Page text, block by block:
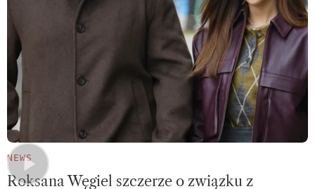
NEWS
Roksana Węgiel szczerze o związku z